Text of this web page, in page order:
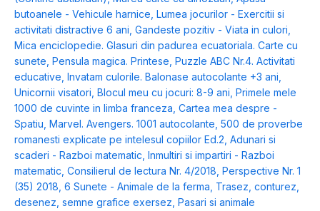
butoanele - Vehicule harnice, Lumea jocurilor - Exercitii si
activitati distractive 6 ani, Gandeste pozitiv - Viata in culori,
Mica enciclopedie. Glasuri din padurea ecuatoriala. Carte cu
sunete, Pensula magica. Printese, Puzzle ABC Nr.4. Activitati
educative, Invatam culorile. Balonase autocolante +3 ani,
Unicornii visatori, Blocul meu cu jocuri: 8-9 ani, Primele mele
1000 de cuvinte in limba franceza, Cartea mea despre -
Spatiu, Marvel. Avengers. 1001 autocolante, 500 de proverbe
romanesti explicate pe intelesul copiilor Ed.2, Adunari si
scaderi - Razboi matematic, Inmultiri si impartiri - Razboi
matematic, Consilierul de lectura Nr. 4/2018, Perspective Nr. 1
(35) 2018, 6 Sunete - Animale de la ferma, Trasez, conturez,
desenez, semne grafice exersez, Pasari si animale